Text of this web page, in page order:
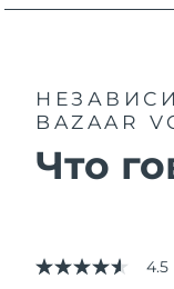
BAZAAR
Что
4.5
4.5